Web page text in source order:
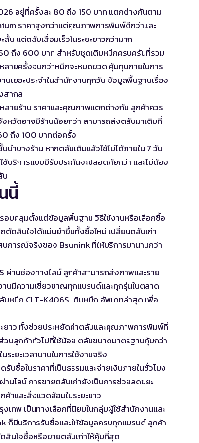
อยู่ที่ครั้งละ 80 ถึง 150 บาท แตกต่างกันตาม
ราคาสูงกว่าแต่คุณภาพการพิมพ์ดีกว่าและ
น แต่ตลับเสื่อมเร็วในระยะยาวกว่ามาก
ถึง 600 บาท สำหรับชุดเติมหมึกครบครันที่รวม
ายครั้งจนกว่าหมึกจะหมดขวด คุ้มทุนภายในการ
นเยอะประจำในสำนักงานทุกวัน ข้อมูลพื้นฐานเรื่อง
สากล
ลายร้าน ราคาและคุณภาพแตกต่างกัน ลูกค้าควร
หวัดอาจมีร้านน้อยกว่า สามารถส่งตลับมาเติมที่
ถึง 100 บาทต่อครั้ง
บางร้าน หากตลับเติมแล้วใช้ไม่ได้ภายใน 7 วัน
ช้บริการแบบมีรับประกันจะปลอดภัยกว่า และไม่ต้อง
บ
นี้
บคลุมตั้งแต่ข้อมูลพื้นฐาน วิธีใช้งานหรือเลือกซื้อ
ดสินใจได้แม่นยำขึ้นทั้งซื้อใหม่ เปลี่ยนตลับเก่า
บการณ์จริงของ Bsunink ที่ให้บริการมานานกว่า
ผ่านช่องทางไลน์ ลูกค้าสามารถส่งภาพและราย
นมีความเชี่ยวชาญทุกแบรนด์และทุกรุ่นในตลาด
บหมึก CLT-K406S เติมหมึก อัพเดทล่าสุด เพื่อ
ะยาว ทั้งช่วยประหยัดค่าตลับและคุณภาพการพิมพ์ที่
นลูกค้าทั่วไปที่ใช้น้อย ตลับขนาดมาตรฐานคุ้มกว่า
ะยะเวลานานในการใช้งานจริง
บซื้อในราคาที่เป็นธรรมและจ่ายเงินภายในชั่วโมง
นไลน์ การขายตลับเก่ายังเป็นการช่วยลดขยะ
าและสิ่งแวดล้อมในระยะยาว
งเทพเป็นทางเลือกที่นิยมในกลุ่มผู้ใช้สำนักงานและ
ก็มีบริการรับซื้อและให้ข้อมูลครบทุกแบรนด์ ลูกค้า
สินใจซื้อหรือขายตลับเก่าให้คุ้มที่สุด